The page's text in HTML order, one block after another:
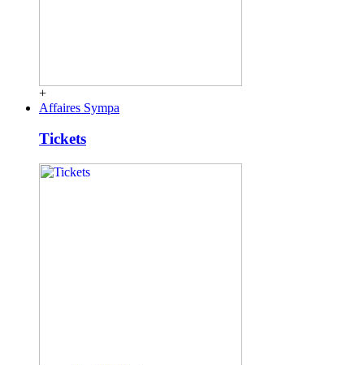
+
Affaires Sympa
Tickets